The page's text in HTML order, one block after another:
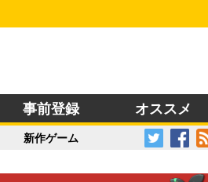
事前登録 オススメ
新作ゲーム